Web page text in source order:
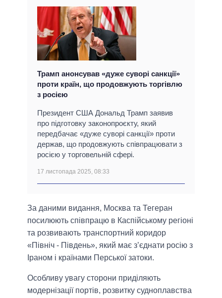
Трамп анонсував «дуже суворі санкції»
проти країн, що продовжують торгівлю
з росією
Президент США Дональд Трамп заявив
про підготовку законопроєкту, який
передбачає «дуже суворі санкції» проти
держав, що продовжують співпрацювати з
росією у торговельній сфері.
17 листопада 2025, 08:33
За даними видання, Москва та Тегеран
посилюють співпрацю в Каспійському регіоні
та розвивають транспортний коридор
«Північ - Південь», який має з’єднати росію з
Іраном і країнами Перської затоки.
Особливу увагу сторони приділяють
модернізації портів, розвитку судноплавства